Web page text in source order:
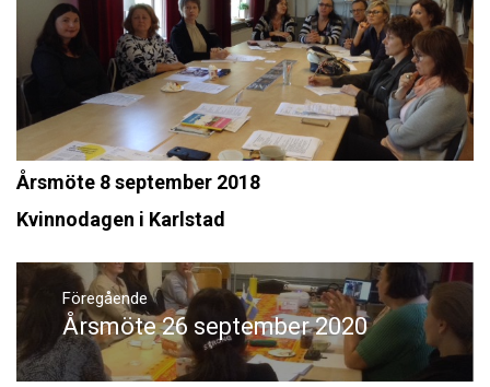
Årsmöte 8 september 2018
Kvinnodagen i Karlstad
Inläggsnavigering
Föregående
Föregående
inlägg:
Årsmöte 26 september 2020